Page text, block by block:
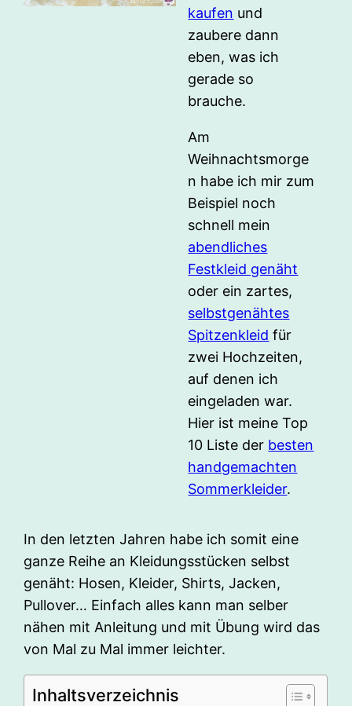
kaufen und
zaubere dann
eben, was ich
gerade so
brauche.
Am
Weihnachtsmorge
n habe ich mir zum
Beispiel noch
schnell mein
abendliches
Festkleid genäht
oder ein zartes,
selbstgenähtes
Spitzenkleid für
zwei Hochzeiten,
auf denen ich
eingeladen war.
Hier ist meine Top
10 Liste der besten
handgemachten
Sommerkleider.
In den letzten Jahren habe ich somit eine
ganze Reihe an Kleidungsstücken selbst
genäht: Hosen, Kleider, Shirts, Jacken,
Pullover… Einfach alles kann man selber
nähen mit Anleitung und mit Übung wird das
von Mal zu Mal immer leichter.
Inhaltsverzeichnis